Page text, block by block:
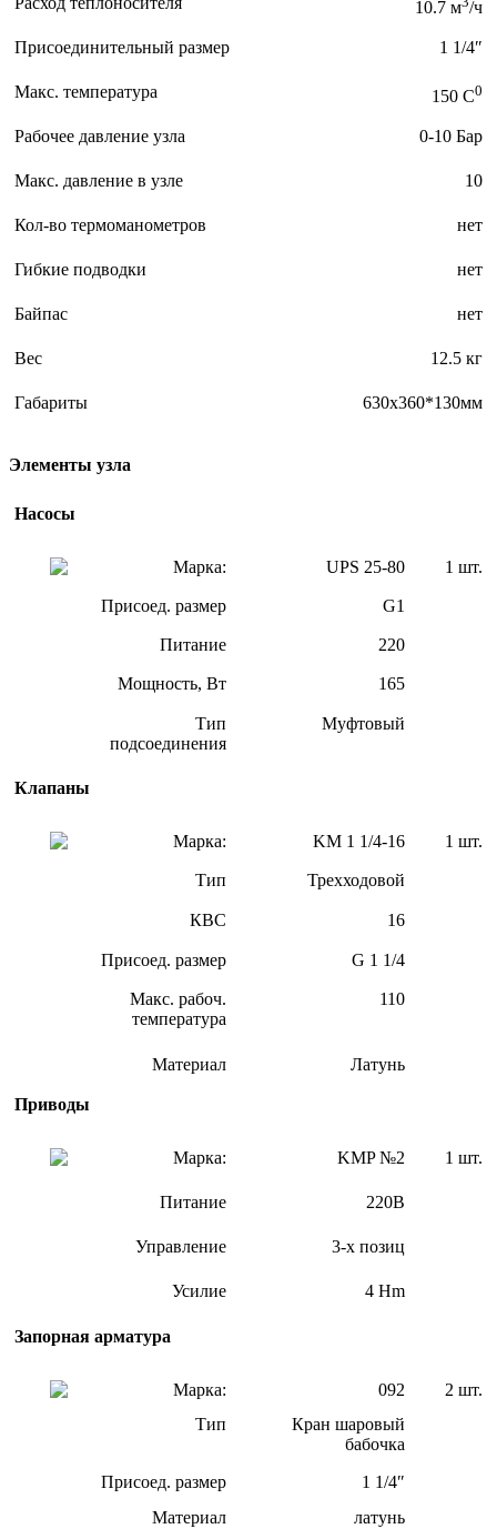
10.7 м /ч
Присоединительный размер 1 1/4″
Макс. температура 150 C0
Рабочее давление узла 0-10 Бар
Макс. давление в узле 10
Кол-во термоманометров нет
Гибкие подводки нет
Байпас нет
Вес 12.5 кг
Габариты 630х360*130мм
Элементы узла
Насосы
Марка: UPS 25-80 1 шт.
Присоед. размер G1
Питание 220
Мощность, Вт 165
Тип
подсоединения
Муфтовый
Клапаны
Марка: KM 1 1/4-16 1 шт.
Тип Трехходовой
КВС 16
Присоед. размер G 1 1/4
Макс. рабоч.
температура
110
Материал Латунь
Приводы
Марка: KMP №2 1 шт.
Питание 220В
Управление 3-х позиц
Усилие 4 Hm
Запорная арматура
Марка: 092
2 шт.
Тип
Кран шаровый
бабочка
Присоед. размер
1 1/4″
Материал
латунь